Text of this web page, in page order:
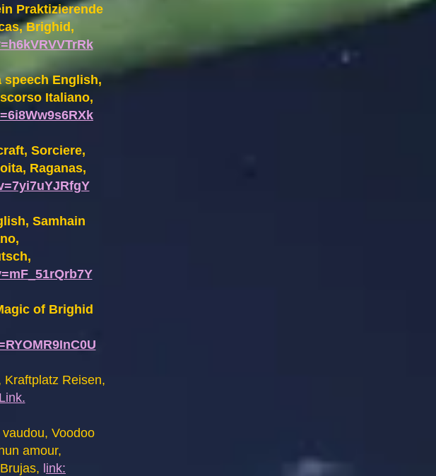
Praktizierende
Brighid,
speech English,
Italiano,
Sorciere,
Raganas,
Samhain
of Brighid
Kraftplatz Reisen,
Link.
Voodoo
amour,
ink: